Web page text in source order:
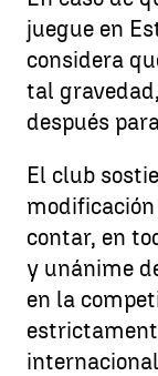
juegue en
considera
tal
después
El club
contar, en
y unánime
en la